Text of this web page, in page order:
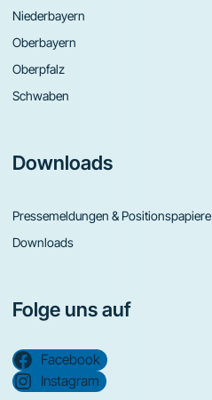
Niederbayern
Oberbayern
Oberpfalz
Schwaben
Downloads
Pressemeldungen & Positionspapiere
Downloads
Folge uns auf
Facebook
Instagram